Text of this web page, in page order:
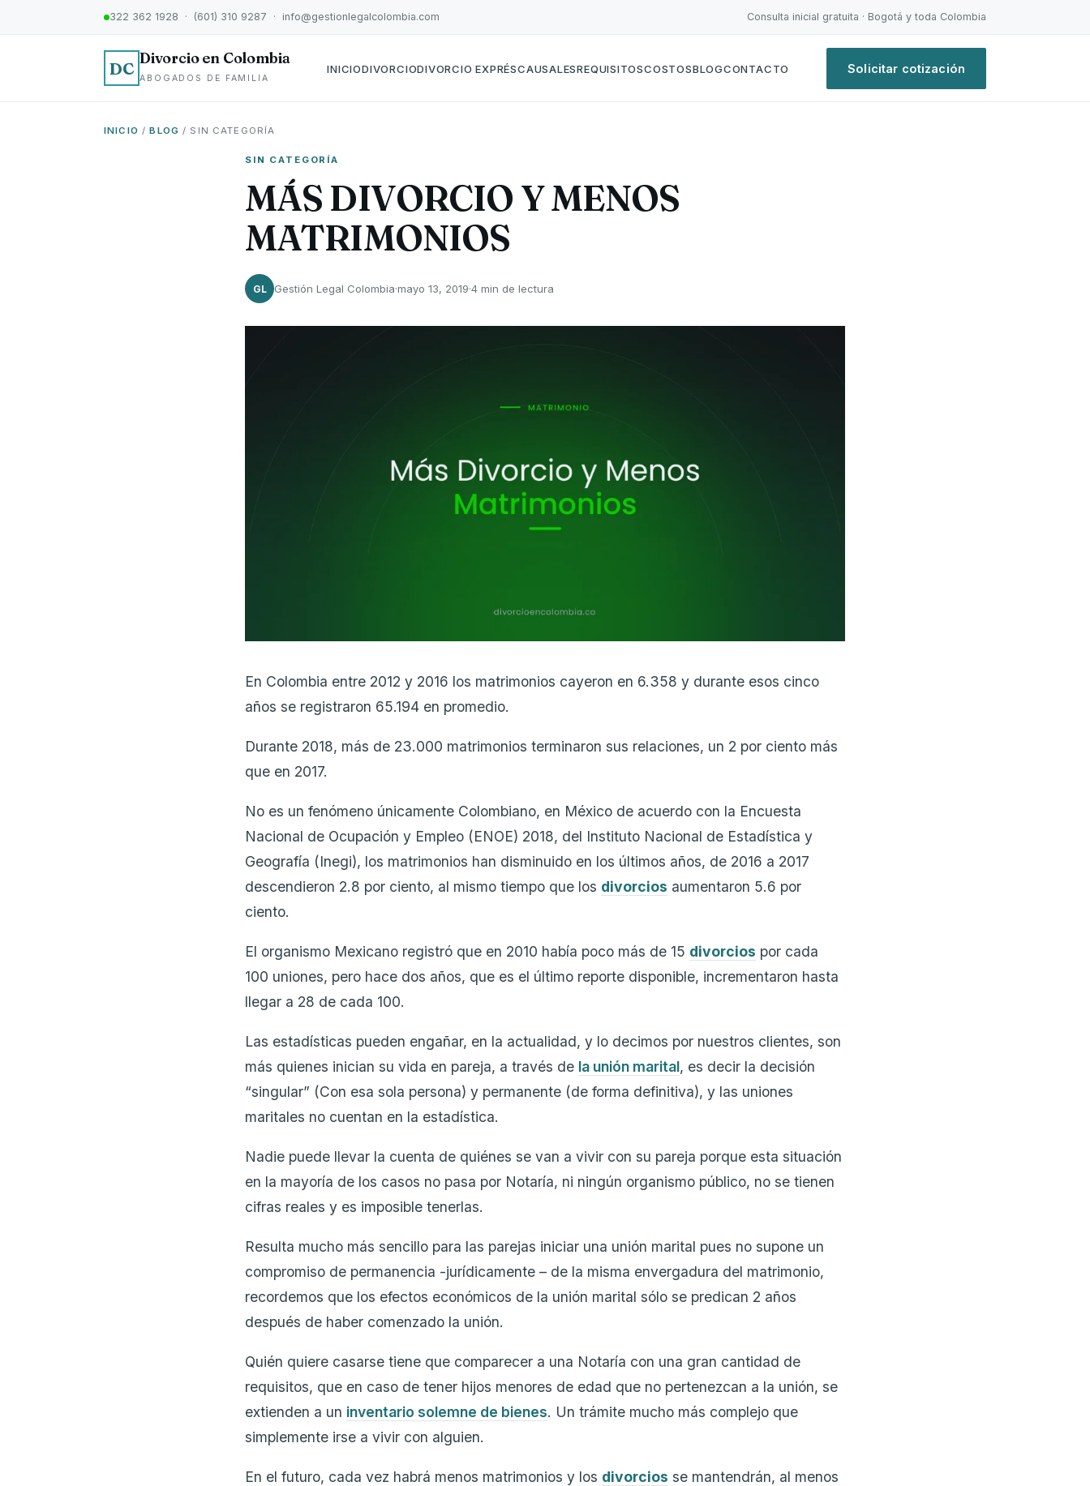
322 362 1928 · (601) 310 9287 · info@gestionlegalcolombia.com Consulta inicial gratuita · Bogotá y toda Colombia
DC
Divorcio en Colombia
ABOGADOS DE FAMILIA
INICIODIVORCIODIVORCIO EXPRÉSCAUSALESREQUISITOSCOSTOSBLOGCONTACTO Solicitar cotización
INICIO /BLOG / SIN CATEGORÍA
SIN CATEGORÍA
MÁS DIVORCIO Y MENOS
MATRIMONIOS
GL Gestión Legal Colombia·mayo 13, 2019·4 min de lectura
En Colombia entre 2012 y 2016 los matrimonios cayeron en 6.358 y durante esos cinco
años se registraron 65.194 en promedio.
Durante 2018, más de 23.000 matrimonios terminaron sus relaciones, un 2 por ciento más
que en 2017.
No es un fenómeno únicamente Colombiano, en México de acuerdo con la Encuesta
Nacional de Ocupación y Empleo (ENOE) 2018, del Instituto Nacional de Estadística y
Geografía (Inegi), los matrimonios han disminuido en los últimos años, de 2016 a 2017
descendieron 2.8 por ciento, al mismo tiempo que los divorcios aumentaron 5.6 por
ciento.
El organismo Mexicano registró que en 2010 había poco más de 15 divorcios por cada
100 uniones, pero hace dos años, que es el último reporte disponible, incrementaron hasta
llegar a 28 de cada 100.
Las estadísticas pueden engañar, en la actualidad, y lo decimos por nuestros clientes, son
más quienes inician su vida en pareja, a través de la unión marital, es decir la decisión
“singular” (Con esa sola persona) y permanente (de forma definitiva), y las uniones
maritales no cuentan en la estadística.
Nadie puede llevar la cuenta de quiénes se van a vivir con su pareja porque esta situación
en la mayoría de los casos no pasa por Notaría, ni ningún organismo público, no se tienen
cifras reales y es imposible tenerlas.
Resulta mucho más sencillo para las parejas iniciar una unión marital pues no supone un
compromiso de permanencia -jurídicamente – de la misma envergadura del matrimonio,
recordemos que los efectos económicos de la unión marital sólo se predican 2 años
después de haber comenzado la unión.
Quién quiere casarse tiene que comparecer a una Notaría con una gran cantidad de
requisitos, que en caso de tener hijos menores de edad que no pertenezcan a la unión, se
extienden a un inventario solemne de bienes. Un trámite mucho más complejo que
simplemente irse a vivir con alguien.
En el futuro, cada vez habrá menos matrimonios y los divorcios se mantendrán, al menos